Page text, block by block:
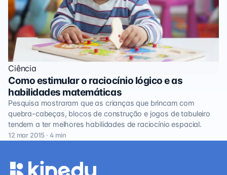
Ciência
Como estimular o raciocínio lógico e as
habilidades matemáticas
Pesquisa mostraram que as crianças que brincam com
quebra-cabeças, blocos de construção e jogos de tabuleiro
tendem a ter melhores habilidades de raciocínio espacial.
12 mar 2015 · 4 min